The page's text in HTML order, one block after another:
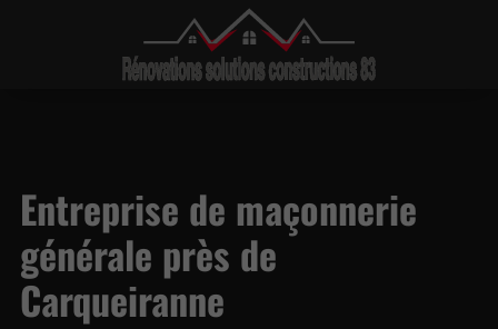
Entreprise de maçonnerie
générale près de
Carqueiranne